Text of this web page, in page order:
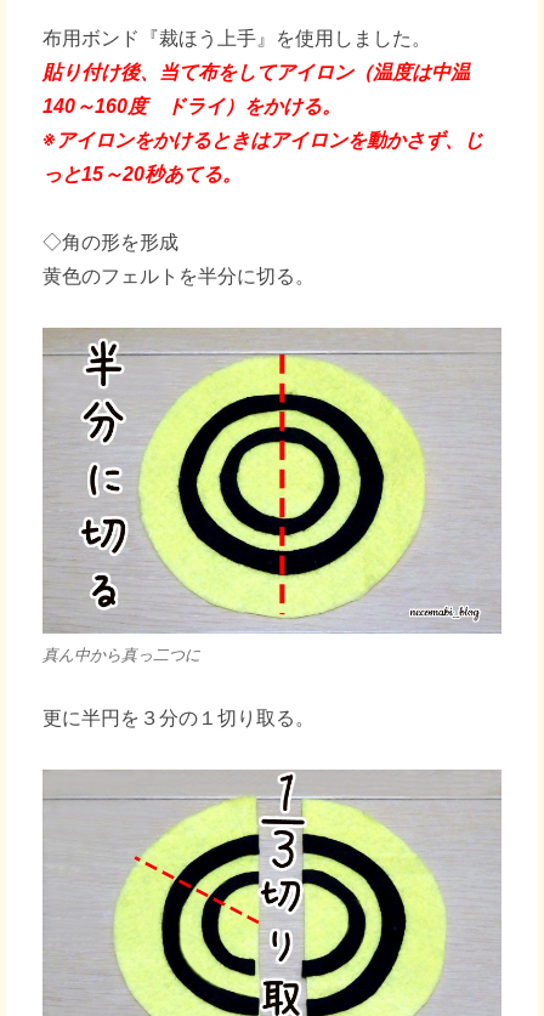
布用ボンド『裁ほう上手』を使用しました。
貼り付け後、当て布をしてアイロン（温度は中温
140～160度 ドライ）をかける。
※アイロンをかけるときはアイロンを動かさず、じ
っと15～20秒あてる。
◇角の形を形成
黄色のフェルトを半分に切る。
真ん中から真っ二つに
更に半円を３分の１切り取る。